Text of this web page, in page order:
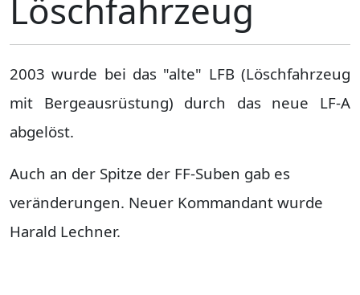
Löschfahrzeug
2003 wurde bei das "alte" LFB (Löschfahrzeug
mit Bergeausrüstung) durch das neue LF-A
abgelöst.
Auch an der Spitze der FF-Suben gab es
veränderungen. Neuer Kommandant wurde
Harald Lechner.